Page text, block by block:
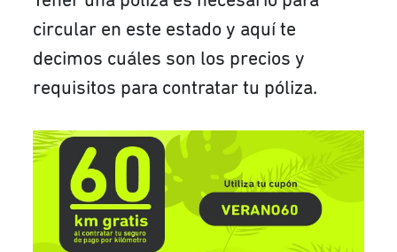
circular en este estado y aquí te
decimos cuáles son los precios y
requisitos para contratar tu póliza.